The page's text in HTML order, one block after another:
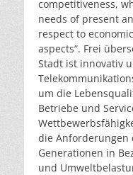
competitiveness,
needs of present
respect to
aspects“. Frei
Stadt ist innovativ
um die
Betriebe und
die
Generationen in
und